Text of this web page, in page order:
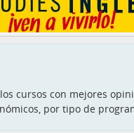
cursos con mejores
por tipo de